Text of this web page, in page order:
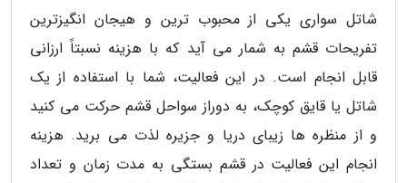
شاتل سواری یکی از محبوب ترین و هیجان انگیزترین
تفریحات قشم به شمار می آید که با هزینه نسبتاً ارزانی
قابل انجام است. در این فعالیت، شما با استفاده از یک
شاتل یا قایق کوچک، به دوراز سواحل قشم حرکت می کنید
و از منظره ها زیبای دریا و جزیره لذت می برید. هزینه
انجام این فعالیت در قشم بستگی به مدت زمان و تعداد